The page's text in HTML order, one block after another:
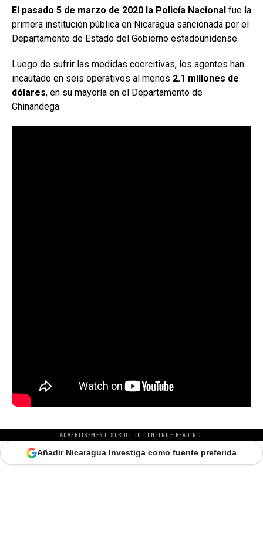
El pasado 5 de marzo de 2020 la Policía Nacional fue la
primera institución pública en Nicaragua sancionada por el
Departamento de Estado del Gobierno estadounidense.
Luego de sufrir las medidas coercitivas, los agentes han
incautado en seis operativos al menos 2.1 millones de
dólares, en su mayoría en el Departamento de
Chinandega.
ADVERTISEMENT. SCROLL TO CONTINUE READING.
Añadir Nicaragua Investiga como fuente preferida